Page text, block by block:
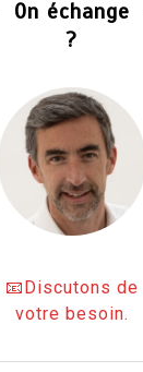
On échange
?
📧Discutons de
votre besoin.